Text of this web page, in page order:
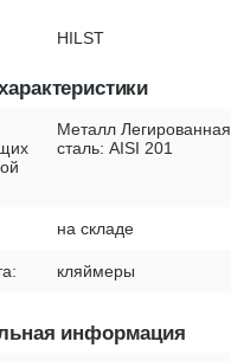
HILST
Металл Легированная
сталь: AISI 201
на складе
кляймеры
информация